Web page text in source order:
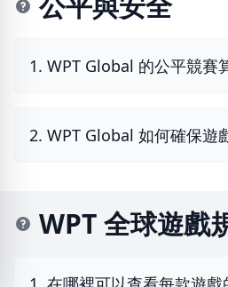
1. WPT Global 的公平競賽
2. WPT Global 如何確保遊
WPT 全球遊戲